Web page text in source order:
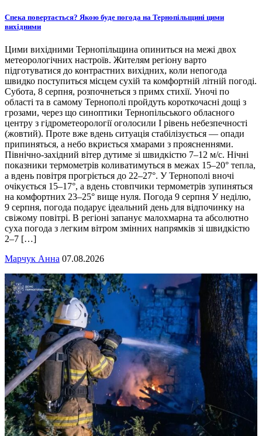
Спека повертається? Якою буде погода на Тернопільщині цими
вихідними
Цими вихідними Тернопільщина опиниться на межі двох
метеорологічних настроїв. Жителям регіону варто
підготуватися до контрастних вихідних, коли непогода
швидко поступиться місцем сухій та комфортній літній погоді.
Субота, 8 серпня, розпочнеться з примх стихії. Уночі по
області та в самому Тернополі пройдуть короткочасні дощі з
грозами, через що синоптики Тернопільського обласного
центру з гідрометеорології оголосили І рівень небезпечності
(жовтий). Проте вже вдень ситуація стабілізується — опади
припиняться, а небо вкриється хмарами з проясненнями.
Північно-західний вітер дутиме зі швидкістю 7–12 м/с. Нічні
показники термометрів коливатимуться в межах 15–20° тепла,
а вдень повітря прогріється до 22–27°. У Тернополі вночі
очікується 15–17°, а вдень стовпчики термометрів зупиняться
на комфортних 23–25° вище нуля. Погода 9 серпня У неділю,
9 серпня, погода подарує ідеальний день для відпочинку на
свіжому повітрі. В регіоні запанує малохмарна та абсолютно
суха погода з легким вітром змінних напрямків зі швидкістю
2–7 […]
Марчук Анна 07.08.2026